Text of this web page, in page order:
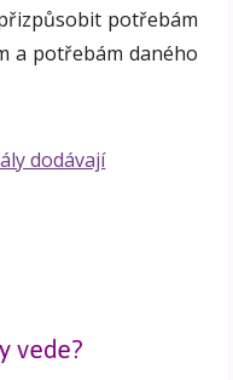
potřebám
a potřebám daného
vede?